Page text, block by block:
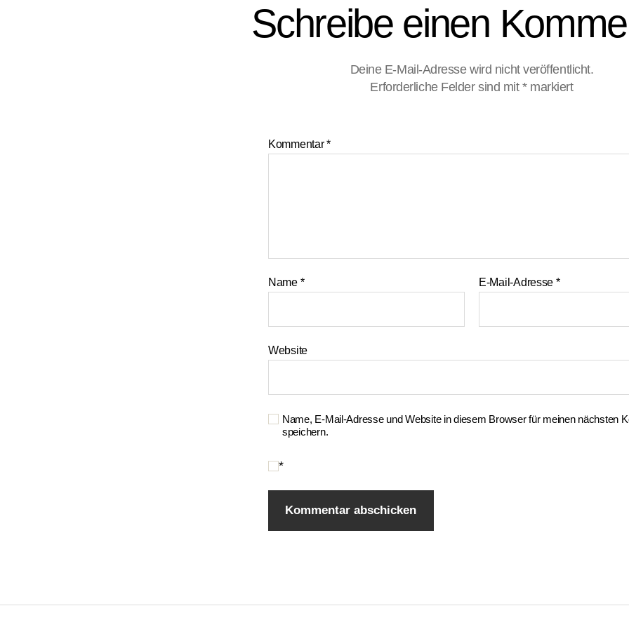
Schreibe einen
Deine E-Mail-Adresse wird nicht veröffentlicht.
Erforderliche Felder sind mit *markiert
Kommentar*
Name * E-Mail-Adresse *
Website
Name, E-Mail-Adresse und Website in diesem Browser für meinen nächsten
speichern.
*